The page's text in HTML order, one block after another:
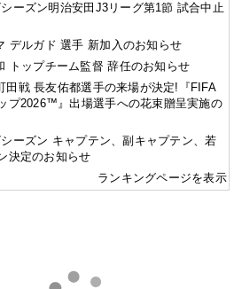
ーズン明治安田J3リーグ第1節 試合中止
デルガド 選手 新加入のお知らせ
トップチーム監督 辞任のお知らせ
田戦 長友佑都選手の来場が決定!『FIFA
プ2026™』出場選手への花束贈呈実施の
ーズン キャプテン、副キャプテン、若
決定のお知らせ
ランキングページを表示